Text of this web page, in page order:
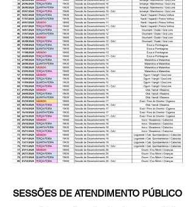
SESSÕES DE ATENDIMENTO PÚBLICO